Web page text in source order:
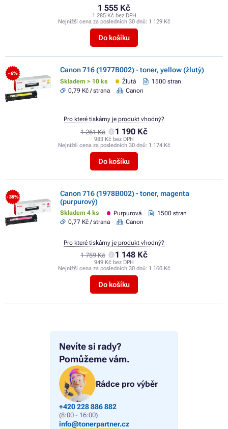
Nevíte si rady?
Pomůžeme vám.
Rádce pro výběr
+420 228 886 882
(8:00 - 16:00)
info@tonerpartner.cz
1 555 Kč
1 285 Kč bez DPH
Nejnižší cena za posledních 30 dnů: 1 129 Kč
Do košíku
- 6% Canon 716 (1977B002) - toner, yellow (žlutý)
Skladem > 10 ks Žlutá
1500 stran
0,79 Kč / strana
Canon
1 261 Kč 1 190 Kč
983 Kč bez DPH
Nejnižší cena za posledních 30 dnů: 1 174 Kč
Do košíku
Pro které tiskárny je produkt vhodný?
- 35%
Canon 716 (1978B002) - toner, magenta
(purpurový)
Skladem 4 ks Purpurová
1500 stran
0,77 Kč / strana
Canon
1 759 Kč 1 148 Kč
949 Kč bez DPH
Nejnižší cena za posledních 30 dnů: 1 160 Kč
Do košíku
Pro které tiskárny je produkt vhodný?